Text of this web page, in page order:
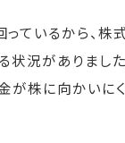
ているから、株
状況がありまし
が株に向かいに